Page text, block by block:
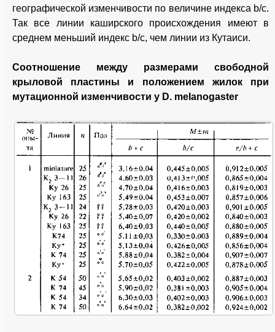
географической изменчивости по величине индекса b/c.
Так все линии каширского происхождения имеют в
среднем меньший индекс b/c, чем линии из Кутаиси.
Соотношение между размерами свободной
крыловой пластины и положением жилок при
мутационной изменчивости у D. melanogaster